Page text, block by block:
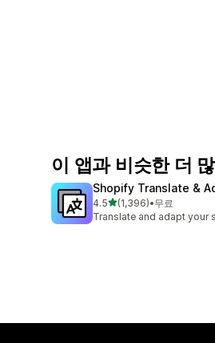
이 앱과 비슷한 더
Shopify Translate &
4.5별 5개 중
(1,396)
총 리뷰 1396개
•무료
Translate and adapt your